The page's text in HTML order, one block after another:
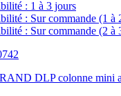
: 1 à 3 jours
: Sur commande (1 à
: Sur commande (2 à